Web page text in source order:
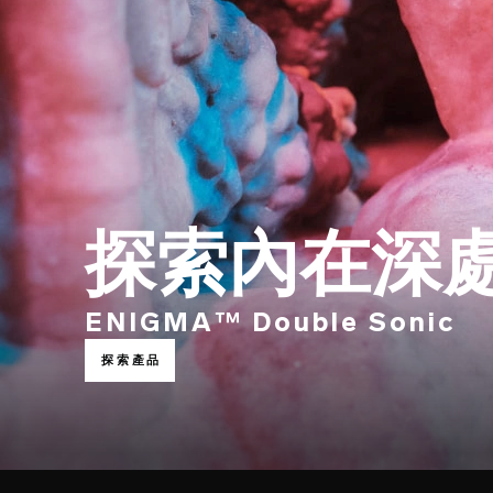
探索內在深
ENIGMA™ Double Sonic
探索產品